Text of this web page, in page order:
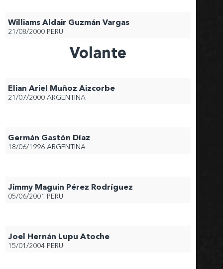
Williams Aldair Guzmán Vargas
21/08/2000 PERU
Volante
Elian Ariel Muñoz Aizcorbe
21/07/2000 ARGENTINA
Germán Gastón Díaz
18/06/1996 ARGENTINA
Jimmy Maguin Pérez Rodríguez
05/06/2001 PERU
Joel Hernán Lupu Atoche
15/01/2004 PERU